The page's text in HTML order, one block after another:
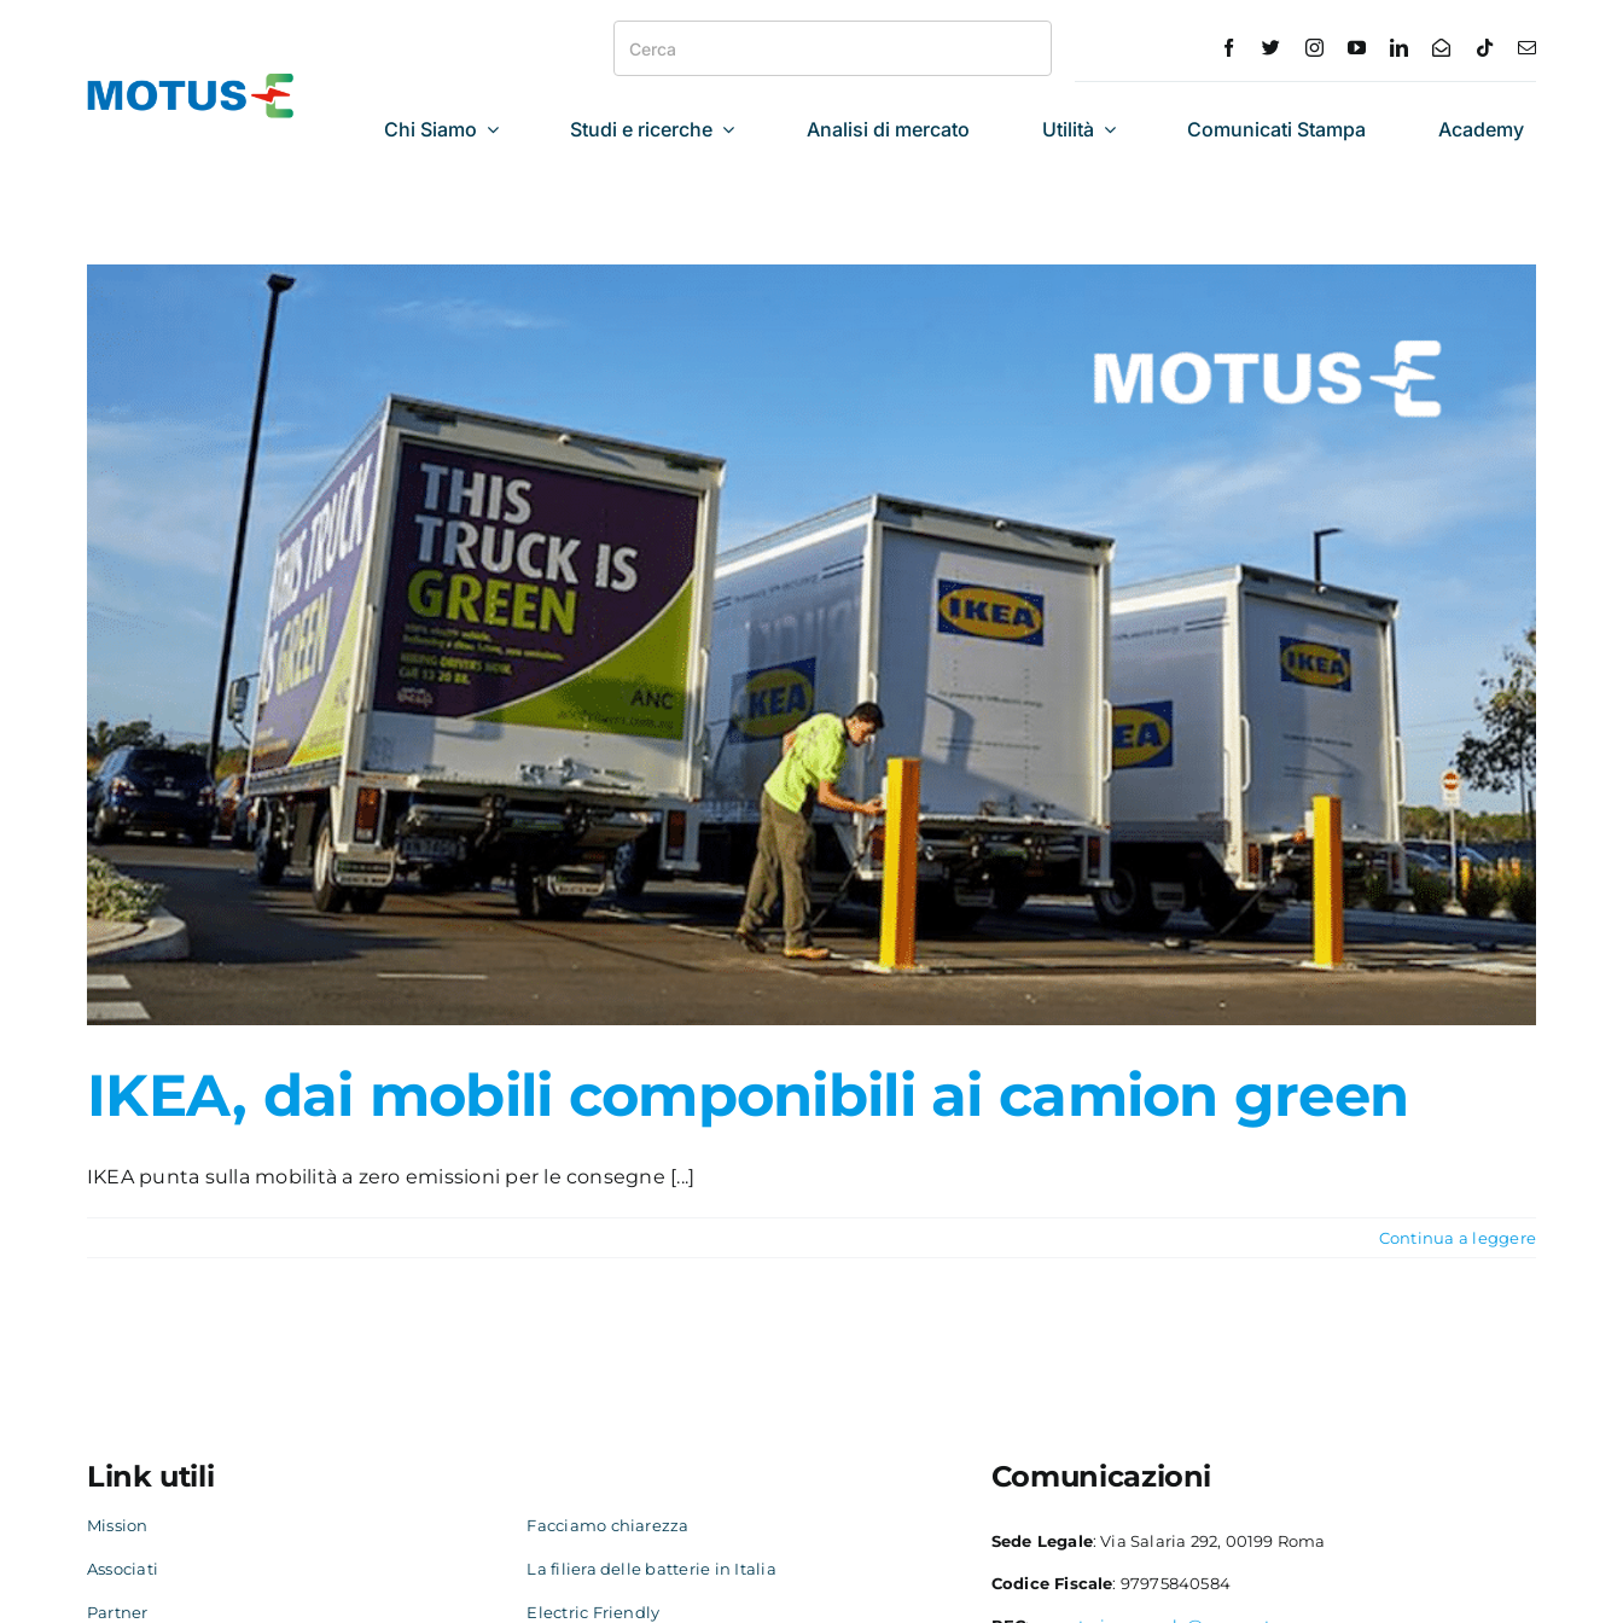
contenuto
Search
for:
Chi Siamo Studi e ricerche Analisi di mercato Utilità Comunicati Stampa Academy
IKEA, dai mobili componibili ai camion green
IKEA punta sulla mobilità a zero emissioni per le consegne [...]
Continua a leggere
Link utili
Mission
Associati
Partner
Facciamo chiarezza
La filiera delle batterie in Italia
Electric Friendly
Comunicazioni
Sede Legale: Via Salaria 292, 00199 Roma
Codice Fiscale: 97975840584